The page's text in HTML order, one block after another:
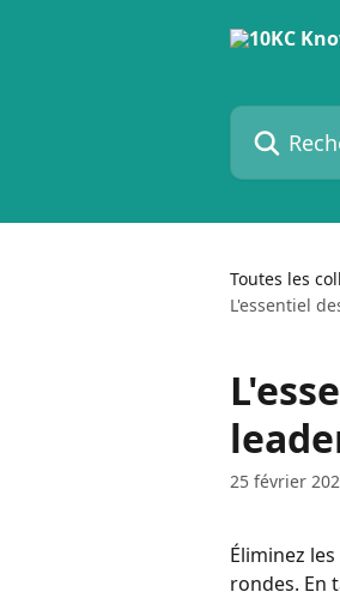
Rechercher
Toutes les
L'essentiel
25 février
Éliminez
rondes. En